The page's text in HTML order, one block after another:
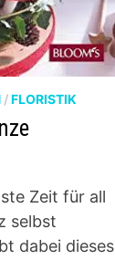
/FLORISTIK
Zeit für all
selbst
dabei dieses